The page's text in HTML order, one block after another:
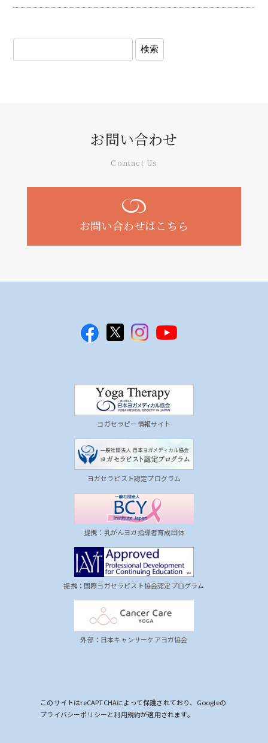
お問い合わせ
Contact Us
お問い合わせはこちら
ヨガセラピー情報サイト
ヨガセラピスト認定プログラム
提携：乳がんヨガ指導者育成団体
提携：国際ヨガセラピスト協会認定プログラム
外部：日本キャンサーケアヨガ協会
このサイトはreCAPTCHAによって保護されており、Googleの
プライバシーポリシーと利用規約が適用されます。